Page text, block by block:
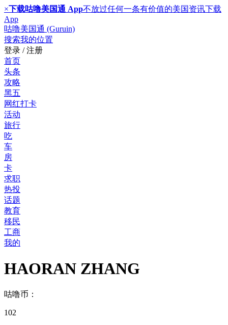
×下载咕噜美国通 App不放过任何一条有价值的美国资讯下载
App
咕噜美国通 (Guruin)
搜索我的位置
登录 / 注册
首页
头条
攻略
黑五
网红打卡
活动
旅行
吃
车
房
卡
求职
热投
话题
教育
移民
工商
我的
HAORAN ZHANG
咕噜币：
102